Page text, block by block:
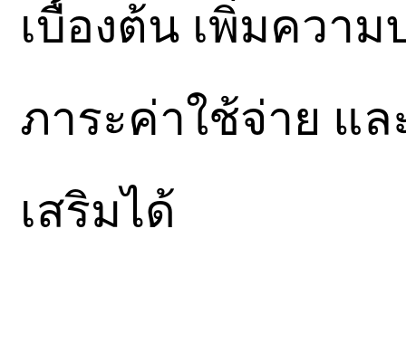
เบื้องต้น เพิ่มควา
ภาระค่าใช้จ่าย แ
เสริมได้